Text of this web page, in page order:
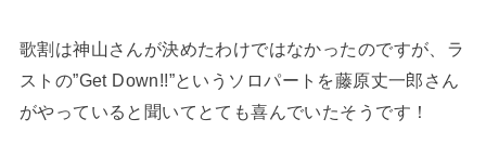
歌割は神山さんが決めたわけではなかったのですが、ラ
ストの”Get Down!!”というソロパートを藤原丈一郎さん
がやっていると聞いてとても喜んでいたそうです！